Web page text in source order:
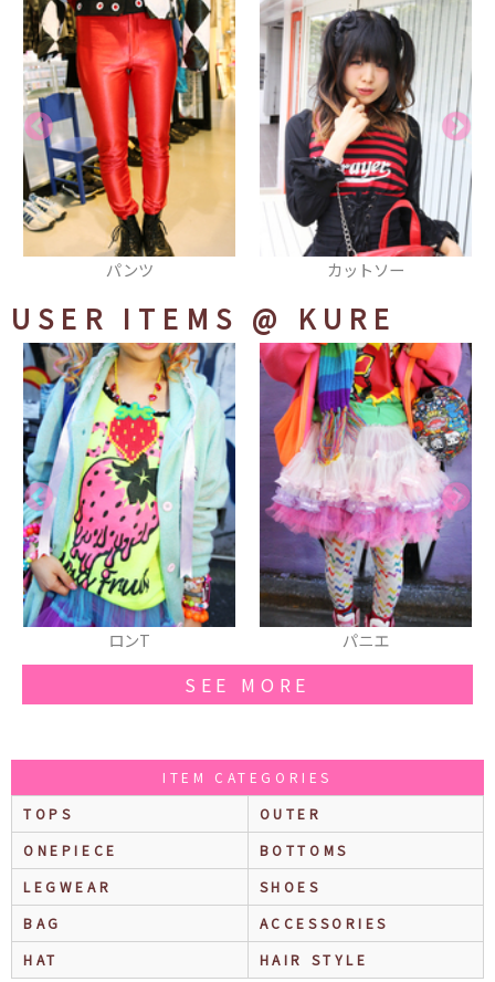
カットソー
USER ITEMS @ KURE
ロンT パニエ
SEE MORE
ITEM CATEGORIES
TOPS
OUTER
ONEPIECE
BOTTOMS
LEGWEAR
SHOES
BAG
ACCESSORIES
HAT
HAIR STYLE